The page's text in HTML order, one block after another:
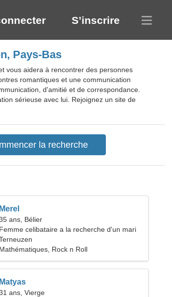
S’inscrire
Pays-Bas
vous aidera à rencontrer des personnes
romantiques et une communication
d'amitié et de correspondance.
sérieuse avec lui. Rejoignez un site de
Merel
ans, Bélier
Femme celibataire a la recherche d'un mari
Mathématiques, Rock n Roll
Matyas
ans, Vierge